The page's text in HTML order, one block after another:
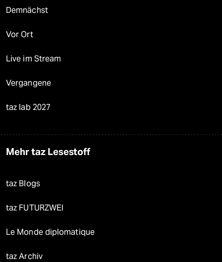
Demnächst
Vor Ort
Live im Stream
Vergangene
taz lab 2027
Mehr taz Lesestoff
taz Blogs
taz FUTURZWEI
Le Monde diplomatique
taz Archiv